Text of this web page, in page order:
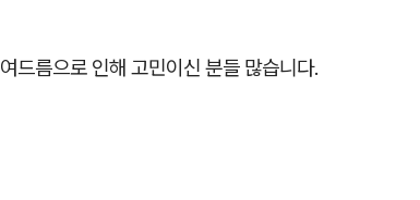
여드름으로 인해 고민이신 분들 많습니다.